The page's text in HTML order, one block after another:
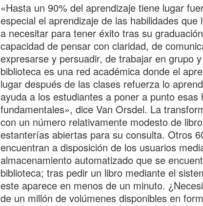
«Hasta un 90% del aprendizaje tiene lugar
especial el aprendizaje de las habilidades que
a necesitar para tener éxito tras su
capacidad de pensar con claridad, de
expresarse y persuadir, de trabajar en grupo
biblioteca es una red académica donde el
lugar después de las clases refuerza lo
ayuda a los estudiantes a poner a punto esas
fundamentales», dice Van Orsdel. La
con un número relativamente modesto de
estanterías abiertas para su consulta. Otros
encuentran a disposición de los usuarios
almacenamiento automatizado que se
biblioteca; tras pedir un libro mediante el
este aparece en menos de un minuto.
de un millón de volúmenes disponibles en